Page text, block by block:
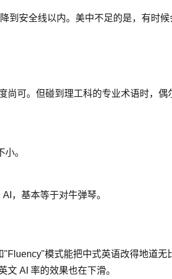
安全线以内。美中不足的是，有时
可。但碰到理工科的专业术语时，
。
，基本等于对牛弹琴。
模式能把中式英语改得地道
AI 率的效果也在下滑。